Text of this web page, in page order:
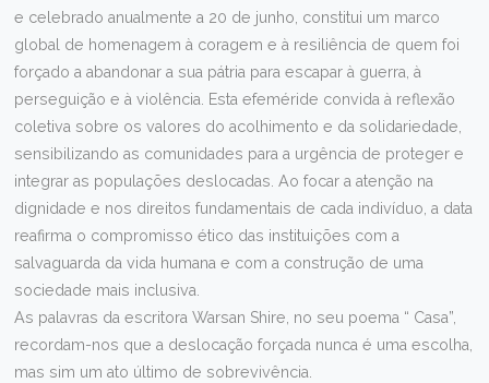
e celebrado anualmente a 20 de junho, constitui um marco
global de homenagem à coragem e à resiliência de quem foi
forçado a abandonar a sua pátria para escapar à guerra, à
perseguição e à violência. Esta efeméride convida à reflexão
coletiva sobre os valores do acolhimento e da solidariedade,
sensibilizando as comunidades para a urgência de proteger e
integrar as populações deslocadas. Ao focar a atenção na
dignidade e nos direitos fundamentais de cada indivíduo, a data
reafirma o compromisso ético das instituições com a
salvaguarda da vida humana e com a construção de uma
sociedade mais inclusiva.
As palavras da escritora Warsan Shire, no seu poema “ Casa”,
recordam-nos que a deslocação forçada nunca é uma escolha,
mas sim um ato último de sobrevivência.